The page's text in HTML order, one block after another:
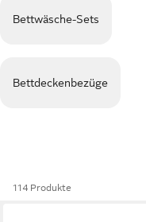
Bettwäsche-Sets
Bettdeckenbezüge
114 Produkte